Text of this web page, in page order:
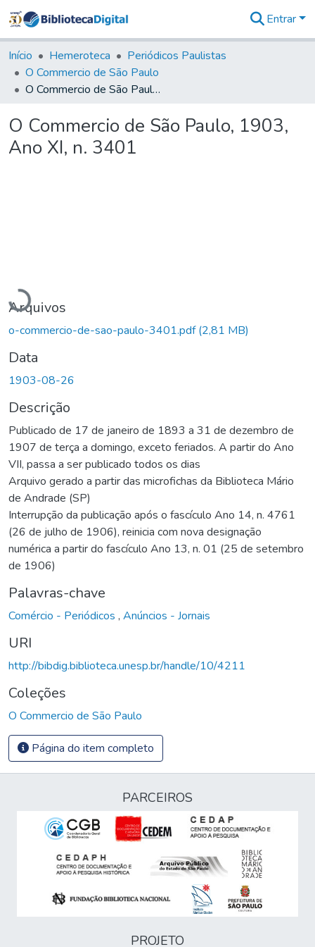
&
Coleções
Tudo na
Biblioteca
Estatísticas
Entrar
Início Hemeroteca
Periódicos Paulistas
O Commercio de São Paulo
O Commercio de São Paulo, 1903, Ano XI, n. 3401
O Commercio de São Paulo, 1903,
Ano XI, n. 3401
Carregando...
Arquivos
o-commercio-de-sao-paulo-3401.pdf(2,81 MB)
Data
1903-08-26
Descrição
Publicado de 17 de janeiro de 1893 a 31 de dezembro de
1907 de terça a domingo, exceto feriados. A partir do Ano
VII, passa a ser publicado todos os dias
Arquivo gerado a partir das microfichas da Biblioteca Mário
de Andrade (SP)
Interrupção da publicação após o fascículo Ano 14, n. 4761
(26 de julho de 1906), reinicia com nova designação
numérica a partir do fascículo Ano 13, n. 01 (25 de setembro
de 1906)
Palavras-chave
Comércio - Periódicos , Anúncios - Jornais
URI
http://bibdig.biblioteca.unesp.br/handle/10/4211
Coleções
O Commercio de São Paulo
Página do item completo
PARCEIROS
PROJETO